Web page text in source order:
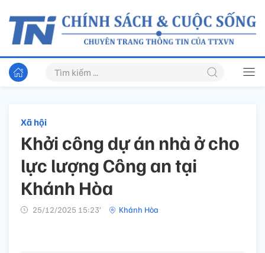
Xã hội
Khởi công dự án nhà ở cho
lực lượng Công an tại
Khánh Hòa
25/12/2025 15:23’ Khánh Hòa